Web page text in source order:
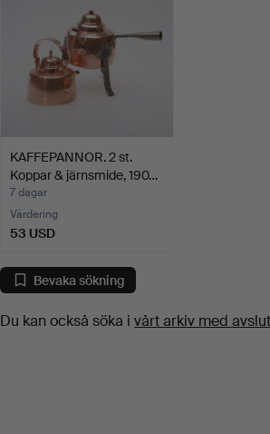
KAFFEPANNOR. 2 st.
Koppar & järnsmide, 190…
7 dagar
Värdering
53 USD
Bevaka sökning
Du kan också söka ivårt arkiv med